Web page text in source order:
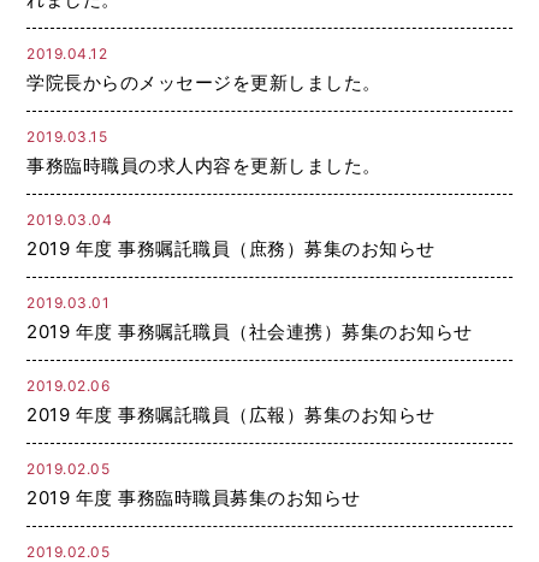
2019.04.12
学院長からのメッセージを更新しました。
2019.03.15
事務臨時職員の求人内容を更新しました。
2019.03.04
2019 年度 事務嘱託職員（庶務）募集のお知らせ
2019.03.01
2019 年度 事務嘱託職員（社会連携）募集のお知らせ
2019.02.06
2019 年度 事務嘱託職員（広報）募集のお知らせ
2019.02.05
2019 年度 事務臨時職員募集のお知らせ
2019.02.05